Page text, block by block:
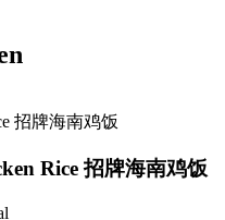
Rice 招牌海南鸡饭